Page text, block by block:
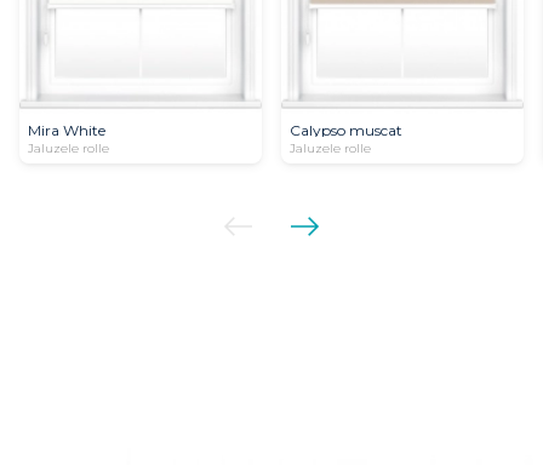
Mira White
Jaluzele rolle
Calypso muscat
Jaluzele rolle